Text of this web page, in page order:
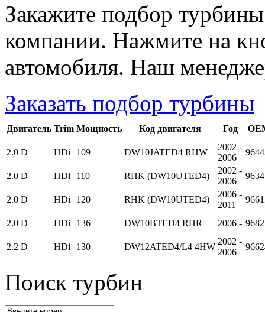
Закажите подбор
компании. Нажмите на
автомобиля. Наш
Заказать подбор турбины
Двигатель Trim Мощность Код двигателя Год
2.0 D HDi 109 DW10JATED4 RHW
2002 -
2006
2.0 D HDi 110 RHK (DW10UTED4)
2002 -
2006
2.0 D HDi 120 RHK (DW10UTED4)
2006 -
2011
2.0 D HDi 136 DW10BTED4 RHR 2006 -
2.2 D HDi 130 DW12ATED4/L4 4HW
2002 -
2006
Поиск турбин